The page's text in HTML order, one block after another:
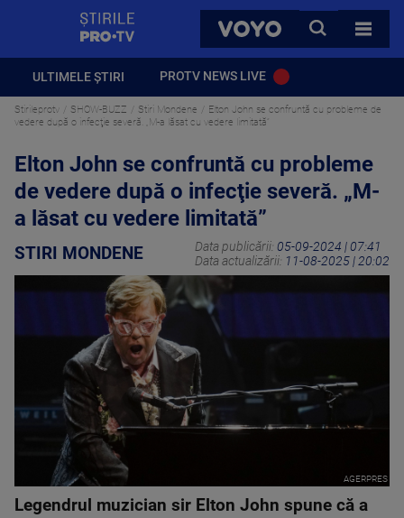
VOYO
CAUTA
TOATE
ULTIMELE ȘTIRI PROTV NEWS LIVE
Stirileprotv SHOW-BUZZ Stiri Mondene
Elton John se confruntă cu probleme de
vedere după o infecţie severă. „M-a lăsat cu vedere limitată”
Elton John se confruntă cu probleme
de vedere după o infecţie severă. „M-
a lăsat cu vedere limitată”
STIRI MONDENE Data publicării: 05-09-2024 | 07:41
Data actualizării: 11-08-2025 | 20:02
AGERPRES
Legendrul muzician sir Elton John spune că a